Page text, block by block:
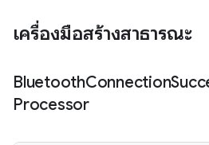
เครื่องมือสร้างสาธารณะ
BluetoothConnection
Processor